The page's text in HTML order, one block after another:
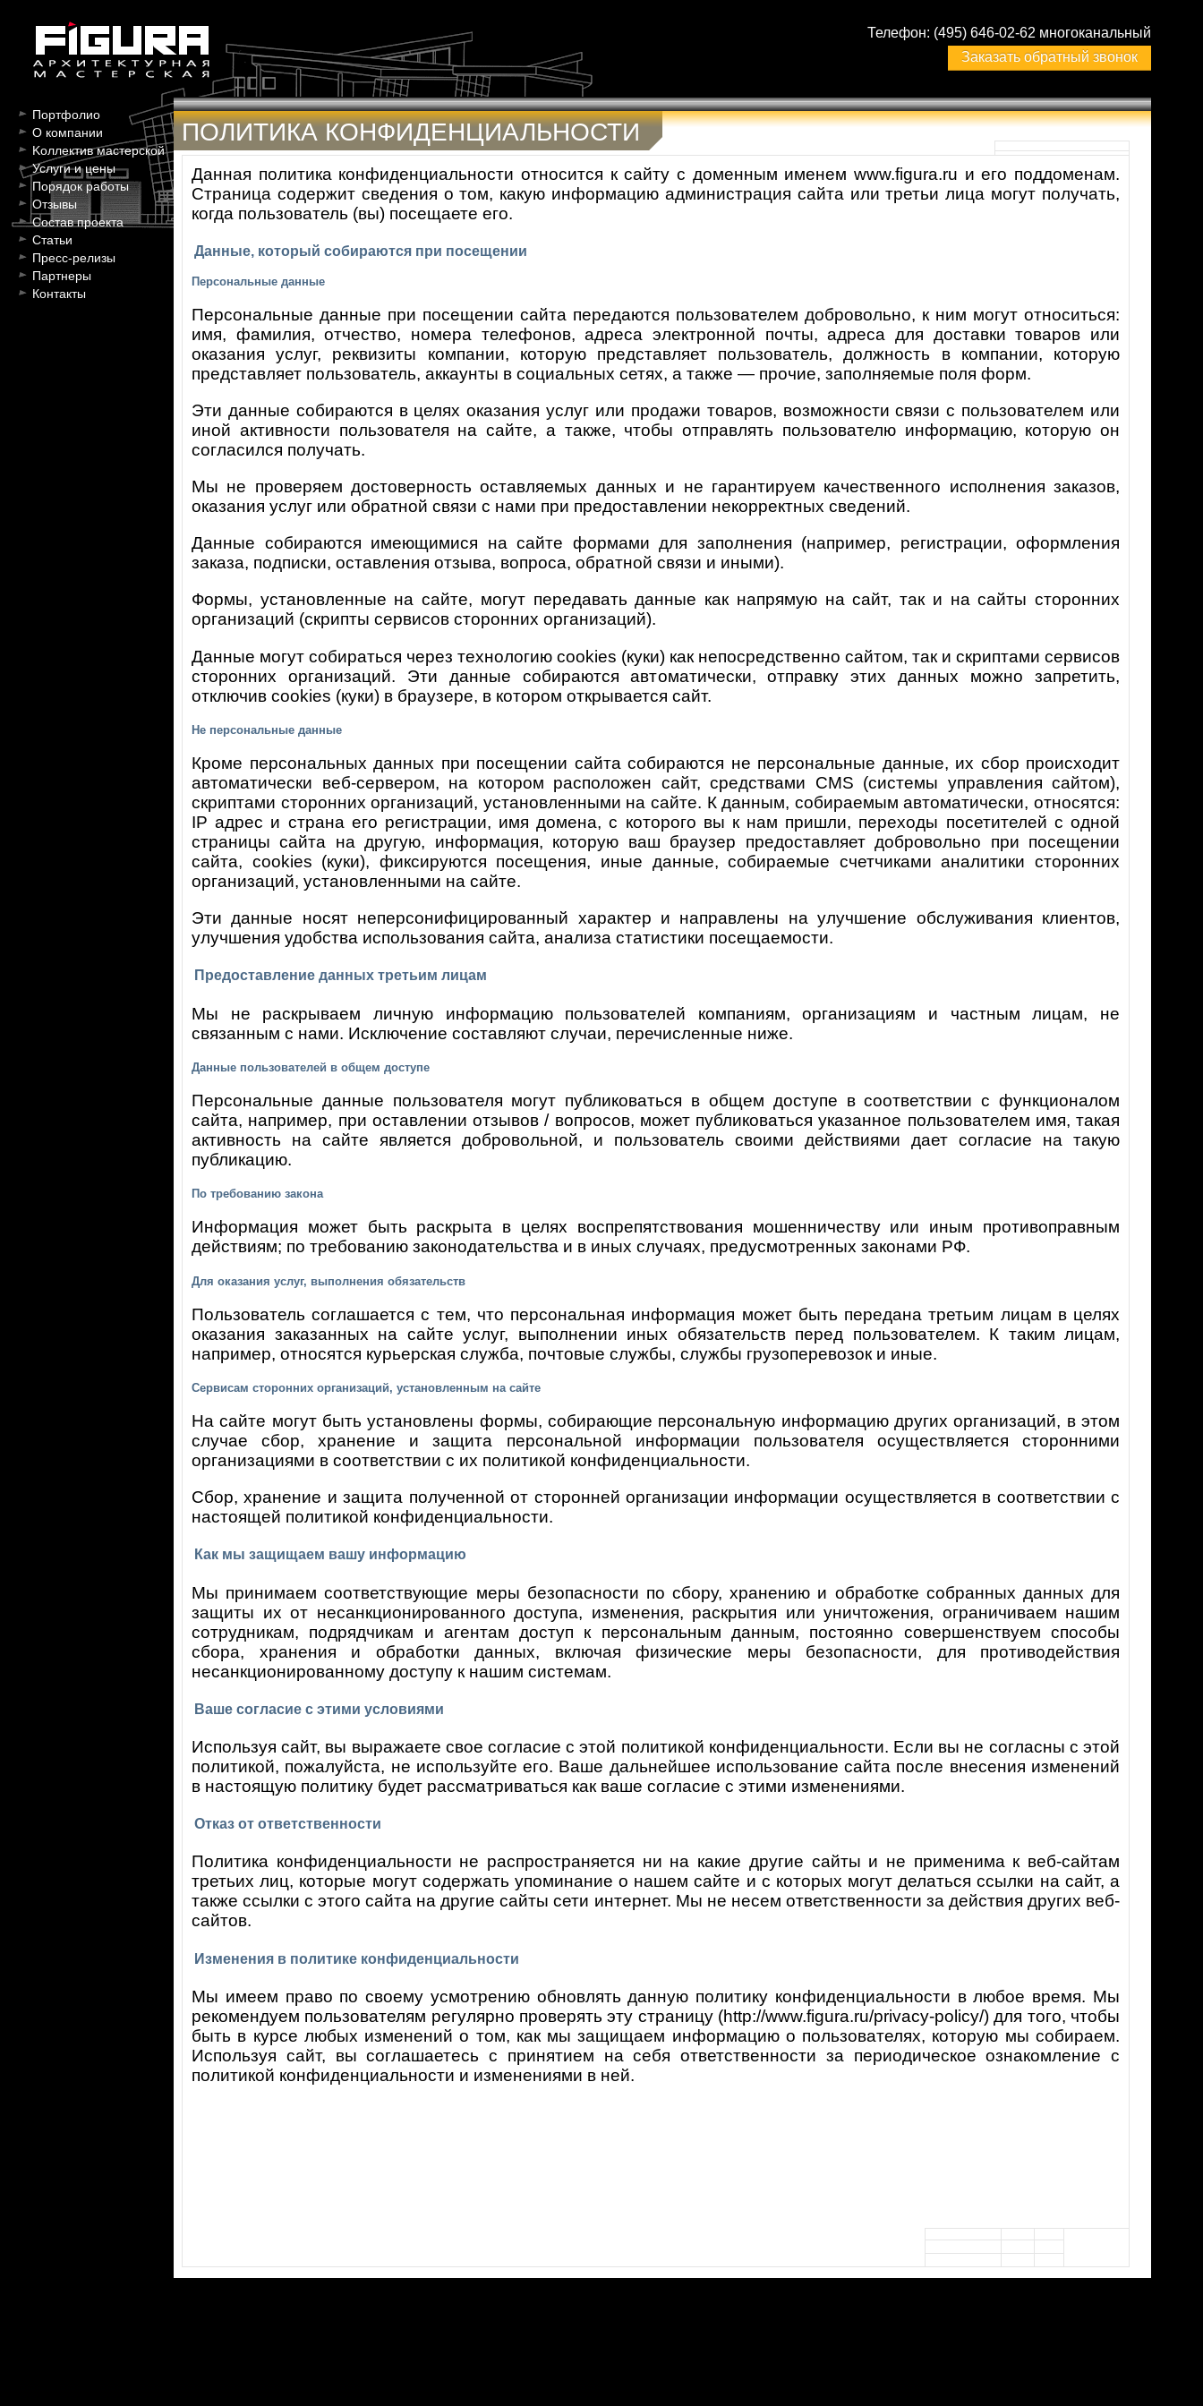
Портфолио
О компании
Kоллектив мастерской
Услуги и цены
Порядок работы
Отзывы
Состав проекта
Статьи
Пресс-релизы
Партнеры
Контакты
Телефон: (495) 646-02-62 многоканальный
Заказать обратный звонок
ПОЛИТИКА КОНФИДЕНЦИАЛЬНОСТИ
Данная политика конфиденциальности относится к сайту с доменным именем www.figura.ru и его поддоменам.
Страница содержит сведения о том, какую информацию администрация сайта или третьи лица могут получать,
когда пользователь (вы) посещаете его.
Данные, который собираются при посещении
Персональные данные
Персональные данные при посещении сайта передаются пользователем добровольно, к ним могут относиться:
имя, фамилия, отчество, номера телефонов, адреса электронной почты, адреса для доставки товаров или
оказания услуг, реквизиты компании, которую представляет пользователь, должность в компании, которую
представляет пользователь, аккаунты в социальных сетях, а также — прочие, заполняемые поля форм.
Эти данные собираются в целях оказания услуг или продажи товаров, возможности связи с пользователем или
иной активности пользователя на сайте, а также, чтобы отправлять пользователю информацию, которую он
согласился получать.
Мы не проверяем достоверность оставляемых данных и не гарантируем качественного исполнения заказов,
оказания услуг или обратной связи с нами при предоставлении некорректных сведений.
Данные собираются имеющимися на сайте формами для заполнения (например, регистрации, оформления
заказа, подписки, оставления отзыва, вопроса, обратной связи и иными).
Формы, установленные на сайте, могут передавать данные как напрямую на сайт, так и на сайты сторонних
организаций (скрипты сервисов сторонних организаций).
Данные могут собираться через технологию cookies (куки) как непосредственно сайтом, так и скриптами сервисов
сторонних организаций. Эти данные собираются автоматически, отправку этих данных можно запретить,
отключив cookies (куки) в браузере, в котором открывается сайт.
Не персональные данные
Кроме персональных данных при посещении сайта собираются не персональные данные, их сбор происходит
автоматически веб-сервером, на котором расположен сайт, средствами CMS (системы управления сайтом),
скриптами сторонних организаций, установленными на сайте. К данным, собираемым автоматически, относятся:
IP адрес и страна его регистрации, имя домена, с которого вы к нам пришли, переходы посетителей с одной
страницы сайта на другую, информация, которую ваш браузер предоставляет добровольно при посещении
сайта, cookies (куки), фиксируются посещения, иные данные, собираемые счетчиками аналитики сторонних
организаций, установленными на сайте.
Эти данные носят неперсонифицированный характер и направлены на улучшение обслуживания клиентов,
улучшения удобства использования сайта, анализа статистики посещаемости.
Предоставление данных третьим лицам
Мы не раскрываем личную информацию пользователей компаниям, организациям и частным лицам, не
связанным с нами. Исключение составляют случаи, перечисленные ниже.
Данные пользователей в общем доступе
Персональные данные пользователя могут публиковаться в общем доступе в соответствии с функционалом
сайта, например, при оставлении отзывов / вопросов, может публиковаться указанное пользователем имя, такая
активность на сайте является добровольной, и пользователь своими действиями дает согласие на такую
публикацию.
По требованию закона
Информация может быть раскрыта в целях воспрепятствования мошенничеству или иным противоправным
действиям; по требованию законодательства и в иных случаях, предусмотренных законами РФ.
Для оказания услуг, выполнения обязательств
Пользователь соглашается с тем, что персональная информация может быть передана третьим лицам в целях
оказания заказанных на сайте услуг, выполнении иных обязательств перед пользователем. К таким лицам,
например, относятся курьерская служба, почтовые службы, службы грузоперевозок и иные.
Сервисам сторонних организаций, установленным на сайте
На сайте могут быть установлены формы, собирающие персональную информацию других организаций, в этом
случае сбор, хранение и защита персональной информации пользователя осуществляется сторонними
организациями в соответствии с их политикой конфиденциальности.
Сбор, хранение и защита полученной от сторонней организации информации осуществляется в соответствии с
настоящей политикой конфиденциальности.
Как мы защищаем вашу информацию
Мы принимаем соответствующие меры безопасности по сбору, хранению и обработке собранных данных для
защиты их от несанкционированного доступа, изменения, раскрытия или уничтожения, ограничиваем нашим
сотрудникам, подрядчикам и агентам доступ к персональным данным, постоянно совершенствуем способы
сбора, хранения и обработки данных, включая физические меры безопасности, для противодействия
несанкционированному доступу к нашим системам.
Ваше согласие с этими условиями
Используя сайт, вы выражаете свое согласие с этой политикой конфиденциальности. Если вы не согласны с этой
политикой, пожалуйста, не используйте его. Ваше дальнейшее использование сайта после внесения изменений
в настоящую политику будет рассматриваться как ваше согласие с этими изменениями.
Отказ от ответственности
Политика конфиденциальности не распространяется ни на какие другие сайты и не применима к веб-сайтам
третьих лиц, которые могут содержать упоминание о нашем сайте и с которых могут делаться ссылки на сайт, а
также ссылки с этого сайта на другие сайты сети интернет. Мы не несем ответственности за действия других веб-
сайтов.
Изменения в политике конфиденциальности
Мы имеем право по своему усмотрению обновлять данную политику конфиденциальности в любое время. Мы
рекомендуем пользователям регулярно проверять эту страницу (http://www.figura.ru/privacy-policy/) для того, чтобы
быть в курсе любых изменений о том, как мы защищаем информацию о пользователях, которую мы собираем.
Используя сайт, вы соглашаетесь с принятием на себя ответственности за периодическое ознакомление с
политикой конфиденциальности и изменениями в ней.